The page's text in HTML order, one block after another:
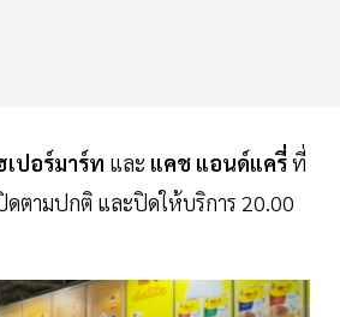
เปอร์มาร์ท และ แคช แอนด์แครี่ที่
ดตามปกติ และปิดให้บริการ 20.00